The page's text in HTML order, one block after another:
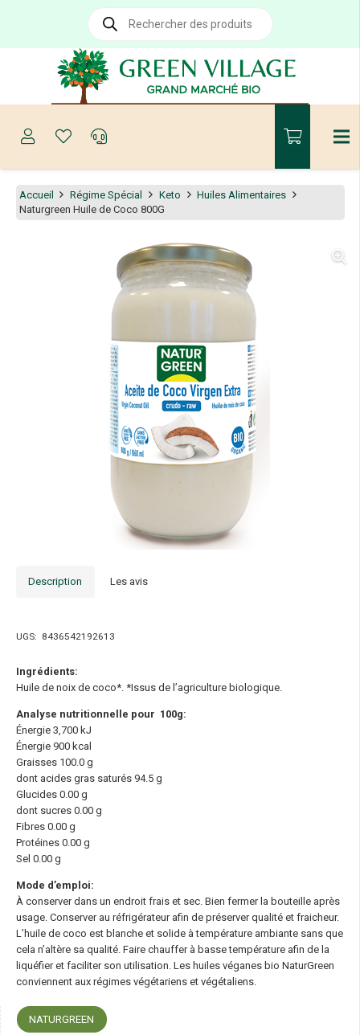
Recherche
produits
Accueil Régime Spécial Keto
Huiles Alimentaires
Naturgreen Huile de Coco 800G
Description Les avis
UGS: 8436542192613
Ingrédients:
Huile de noix de coco*. *Issus de l’agriculture biologique.
Analyse nutritionnelle pour 100g:
Énergie 3,700 kJ
Énergie 900 kcal
Graisses 100.0 g
dont acides gras saturés 94.5 g
Glucides 0.00 g
dont sucres 0.00 g
Fibres 0.00 g
Protéines 0.00 g
Sel 0.00 g
Mode d’emploi:
À conserver dans un endroit frais et sec. Bien fermer la bouteille après
usage. Conserver au réfrigérateur afin de préserver qualité et fraicheur.
L’huile de coco est blanche et solide à température ambiante sans que
cela n’altère sa qualité. Faire chauffer à basse température afin de la
liquéfier et faciliter son utilisation. Les huiles véganes bio NaturGreen
conviennent aux régimes végétariens et végétaliens.
NATURGREEN